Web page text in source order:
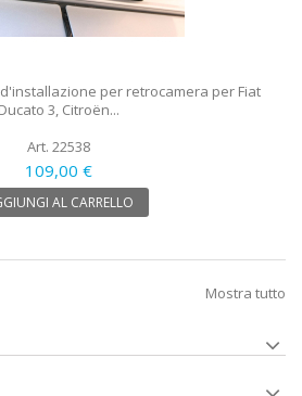
d'installazione per retrocamera per Fiat
Ducato 3, Citroën...
Art. 22538
109,00 €
AL CARRELLO
Mostra tutto